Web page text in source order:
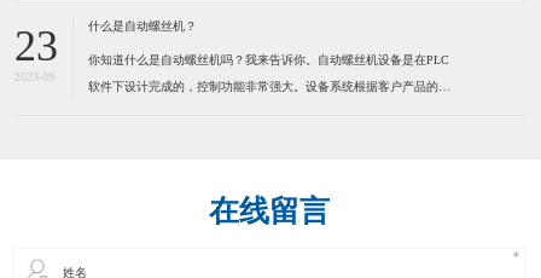
力。为了健康请使用环保型无铅锡线。特别适合各类电子连接器，
23
2023-09
什么是自动螺丝机？
你知道什么是自动螺丝机吗？我来告诉你。自动螺丝机设备是在PLC
软件下设计完成的，控制功能非常强大。设备系统根据客户产品的实
在线留言